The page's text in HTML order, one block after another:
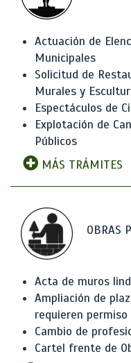
Actuación de
Municipales
Solicitud de
Murales y
Espectáculos de
Explotación de
Públicos
MÁS TRÁMITES
OBRAS
Acta de muros
Ampliación de
requieren
Cambio de
Cartel frente de